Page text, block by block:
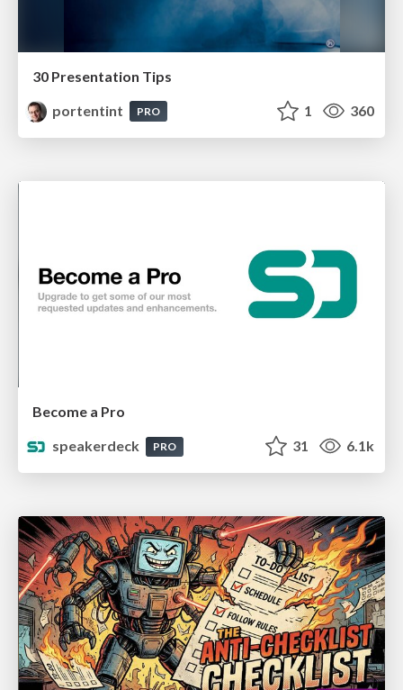
30 Presentation Tips
portentint
PRO 1 360
Become a Pro
speakerdeck
PRO 31 6.1k